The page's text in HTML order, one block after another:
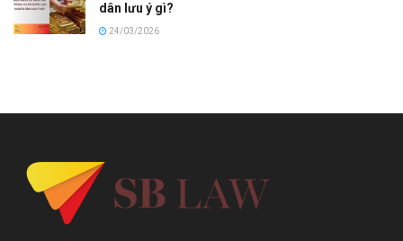
dân lưu ý gì?
24/03/2026